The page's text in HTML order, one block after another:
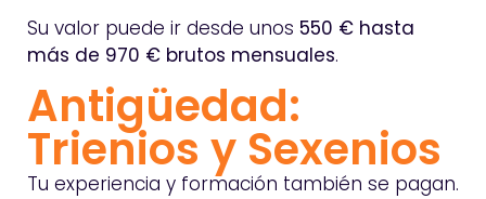
Su valor puede ir desde unos 550 € hasta
más de 970 € brutos mensuales.
Antigüedad:
Trienios y Sexenios
Tu experiencia y formación también se pagan.